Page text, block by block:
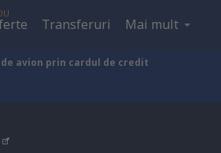
Transferuri Mai mult
avion prin cardul de credit